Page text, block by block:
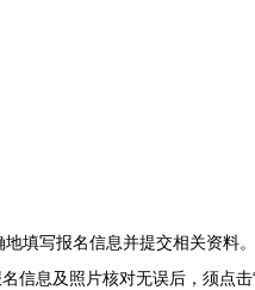
写报名信息并提交相关资料
信息及照片核对无误后，须点